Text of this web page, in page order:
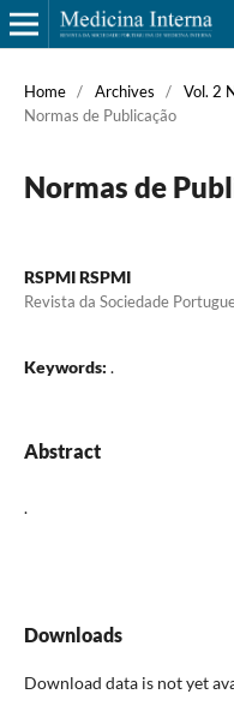
Home / Archives / Vol. 2
Normas de Publicação
Normas de
RSPMI RSPMI
Revista da Sociedade
Keywords: .
Abstract
.
Downloads
Download data is not yet